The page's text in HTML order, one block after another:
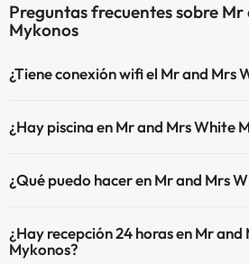
Preguntas frecuentes sobre
Mykonos
¿Tiene conexión wifi el Mr and Mrs
¿Hay piscina en Mr and Mrs White
de pago) Aquí tienes más info sobre la
¿Qué puedo hacer en Mr and Mrs
(algunas pueden ser de pago).
¿Hay recepción 24 horas en Mr
Mykonos?